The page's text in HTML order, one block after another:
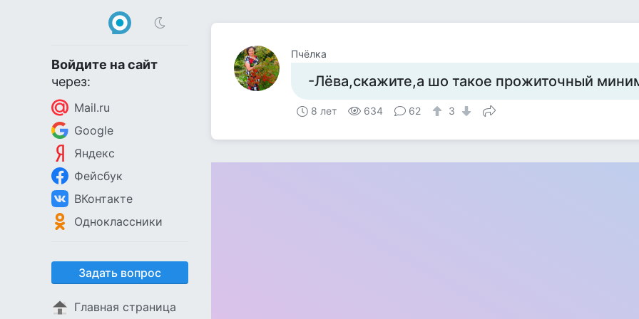
Войдите на сайт
через:
Mail.ru
Google
Яндекс
Фейсбук
ВКонтакте
Одноклассники
Задать вопрос
Главная страница
Пчёлка
-Лёва,скажите,а шо такое прожиточный
8 лет 634 62 3